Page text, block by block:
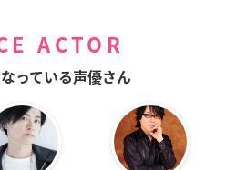
ACTOR
っている声優さん